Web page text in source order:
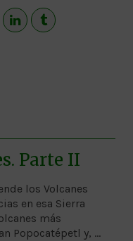
Parte II
los Volcanes
en esa Sierra
más
Popocatépetl y, …